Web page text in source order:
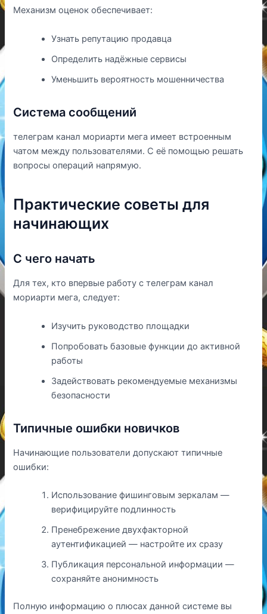
Механизм оценок обеспечивает:
Узнать репутацию продавца
Определить надёжные сервисы
Уменьшить вероятность мошенничества
Система сообщений
телеграм канал мориарти мега имеет встроенным
чатом между пользователями. С её помощью решать
вопросы операций напрямую.
Практические советы для
начинающих
С чего начать
Для тех, кто впервые работу с телеграм канал
мориарти мега, следует:
Изучить руководство площадки
Попробовать базовые функции до активной
работы
Задействовать рекомендуемые механизмы
безопасности
Типичные ошибки новичков
Начинающие пользователи допускают типичные
ошибки:
Использование фишинговым зеркалам —
верифицируйте подлинность
Пренебрежение двухфакторной
аутентификацией — настройте их сразу
Публикация персональной информации —
сохраняйте анонимность
Полную информацию о плюсах данной системе вы